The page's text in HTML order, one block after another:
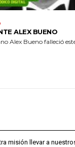
ALEX BUENO
Alex Bueno falleció
misión llevar a